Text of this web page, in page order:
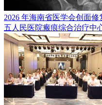
2026 年海南省医学会创面
五人民医院瘢痕综合治疗中